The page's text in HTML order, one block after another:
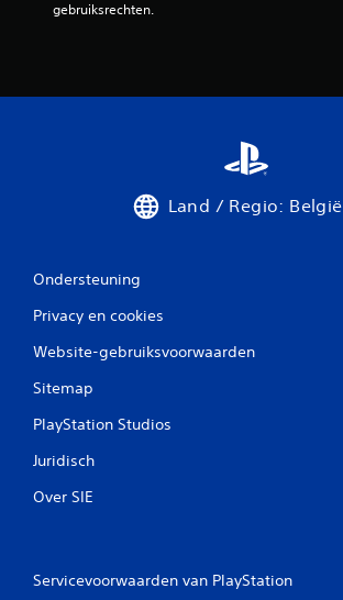
gebruiksrechten.
Land / Regio: België
Ondersteuning
Privacy en cookies
Website-gebruiksvoorwaarden
Sitemap
PlayStation Studios
Juridisch
Over SIE
Servicevoorwaarden van PlayStation